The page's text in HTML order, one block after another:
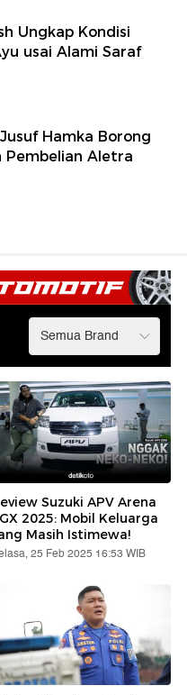
Ungkap Kondisi
usai Alami Saraf
Hamka Borong
Pembelian Aletra
Suzuki APV Arena
2025: Mobil Keluarga
Masih Istimewa!
25 Feb 2025 16:53 WIB